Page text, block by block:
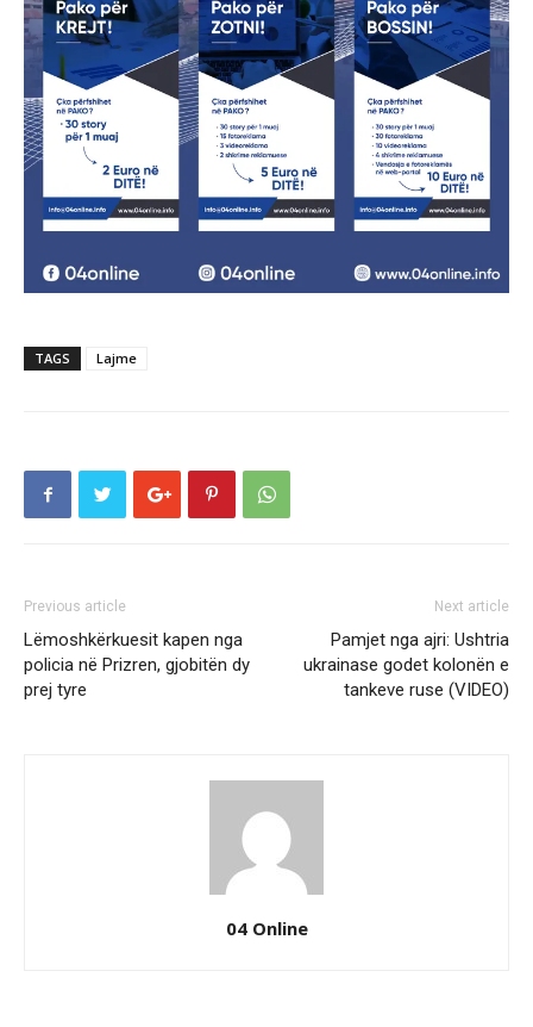
TAGS Lajme
Previous article
Lëmoshkërkuesit kapen nga
policia në Prizren, gjobitën dy
prej tyre
Next article
Pamjet nga ajri: Ushtria
ukrainase godet kolonën e
tankeve ruse (VIDEO)
04 Online